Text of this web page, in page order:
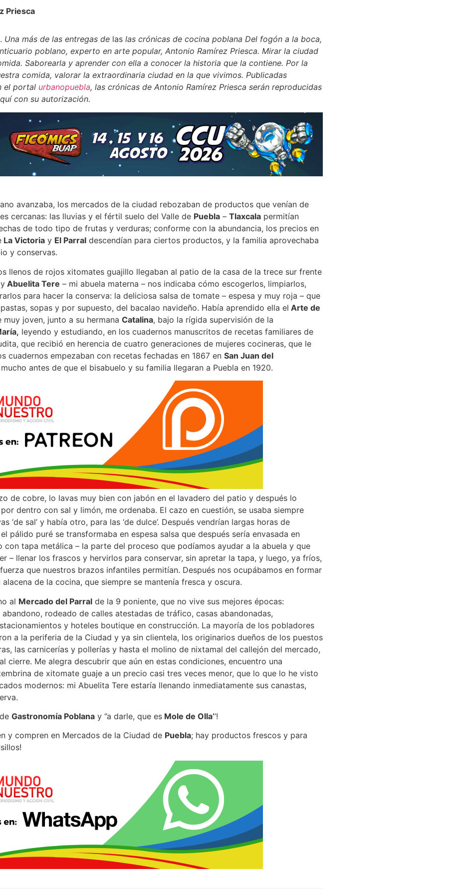
Priesca
. Una más de las entregas de las las crónicas de cocina poblana Del fogón a la boca,
poblano, experto en arte popular, Antonio Ramírez Priesca. Mirar la ciudad
Saborearla y aprender con ella a conocer la historia que la contiene. Por la
comida, valorar la extraordinaria ciudad en la que vivimos. Publicadas
el portal urbanopuebla, las crónicas de Antonio Ramírez Priesca serán reproducidas
con su autorización.
avanzaba, los mercados de la ciudad rebozaban de productos que venían de
cercanas: las lluvias y el fértil suelo del Valle de Puebla – Tlaxcala permitían
de todo tipo de frutas y verduras; conforme con la abundancia, los precios en
La Victoria y El Parral descendían para ciertos productos, y la familia aprovechaba
y conservas.
llenos de rojos xitomates guajillo llegaban al patio de la casa de la trece sur frente
Abuelita Tere – mi abuela materna – nos indicaba cómo escogerlos, limpiarlos,
para hacer la conserva: la deliciosa salsa de tomate – espesa y muy roja – que
sopas y por supuesto, del bacalao navideño. Había aprendido ella el Arte de
muy joven, junto a su hermana Catalina, bajo la rígida supervisión de la
leyendo y estudiando, en los cuadernos manuscritos de recetas familiares de
que recibió en herencia de cuatro generaciones de mujeres cocineras, que le
cuadernos empezaban con recetas fechadas en 1867 en San Juan del
mucho antes de que el bisabuelo y su familia llegaran a Puebla en 1920.
de cobre, lo lavas muy bien con jabón en el lavadero del patio y después lo
dentro con sal y limón, me ordenaba. El cazo en cuestión, se usaba siempre
‘de sal’ y había otro, para las ‘de dulce’. Después vendrían largas horas de
pálido puré se transformaba en espesa salsa que después sería envasada en
con tapa metálica – la parte del proceso que podíamos ayudar a la abuela y que
– llenar los frascos y hervirlos para conservar, sin apretar la tapa, y luego, ya fríos,
que nuestros brazos infantiles permitían. Después nos ocupábamos en formar
de la cocina, que siempre se mantenía fresca y oscura.
al Mercado del Parral de la 9 poniente, que no vive sus mejores épocas:
abandono, rodeado de calles atestadas de tráfico, casas abandonadas,
y hoteles boutique en construcción. La mayoría de los pobladores
a la periferia de la Ciudad y ya sin clientela, los originarios dueños de los puestos
las carnicerías y pollerías y hasta el molino de nixtamal del callejón del mercado,
cierre. Me alegra descubrir que aún en estas condiciones, encuentro una
de xitomate guaje a un precio casi tres veces menor, que lo que lo he visto
modernos: mi Abuelita Tere estaría llenando inmediatamente sus canastas,
Gastronomía Poblana y ‘’a darle, que es Mole de Olla’’!
y compren en Mercados de la Ciudad de Puebla; hay productos frescos y para